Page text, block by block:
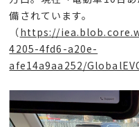
備されています。
（https://
4205-4fd6-a20e-
afe14a9aa252/